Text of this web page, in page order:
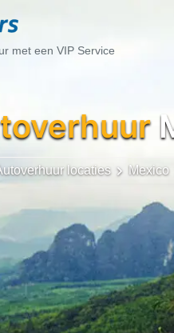
met een VIP Service
locaties Mexico